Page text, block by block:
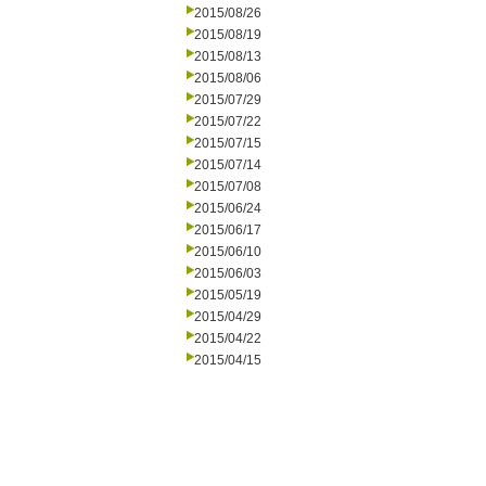
2015/08/26
2015/08/19
2015/08/13
2015/08/06
2015/07/29
2015/07/22
2015/07/15
2015/07/14
2015/07/08
2015/06/24
2015/06/17
2015/06/10
2015/06/03
2015/05/19
2015/04/29
2015/04/22
2015/04/15